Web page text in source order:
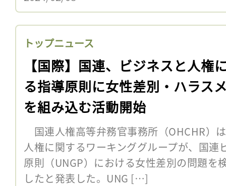
トップニュース
【国際】国連、ビジネスと人権
る指導原則に女性差別・ハラス
を組み込む活動開始
国連人権高等弁務官事務所（OHCHR）
人権に関するワーキンググループが、国連
原則（UNGP）における女性差別の問題を
したと発表した。UNG […]